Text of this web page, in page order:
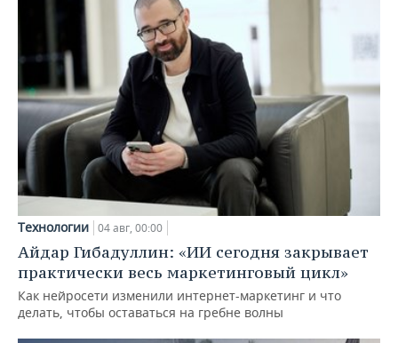
Технологии 04 авг, 00:00
Айдар Гибадуллин: «ИИ сегодня закрывает
практически весь маркетинговый цикл»
Как нейросети изменили интернет-маркетинг и что
делать, чтобы оставаться на гребне волны